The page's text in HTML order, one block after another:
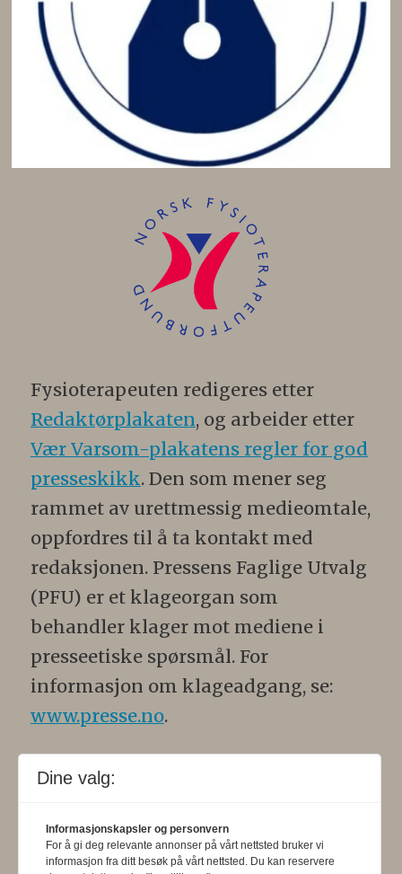
Fysioterapeuten redigeres etter
Redaktørplakaten, og arbeider etter
Vær Varsom-plakatens regler for god
presseskikk. Den som mener seg
rammet av urettmessig medieomtale,
oppfordres til å ta kontakt med
redaksjonen. Pressens Faglige Utvalg
(PFU) er et klageorgan som
behandler klager mot mediene i
presseetiske spørsmål. For
informasjon om klageadgang, se:
www.presse.no.
skal gjennom en saklig og fri
informasjons- og opinionsformidling
bidra til at fysioterapifaget utvikler
Dine valg:
Informasjonskapsler og personvern
For å gi deg relevante annonser på vårt nettsted bruker vi
informasjon fra ditt besøk på vårt nettsted. Du kan reservere